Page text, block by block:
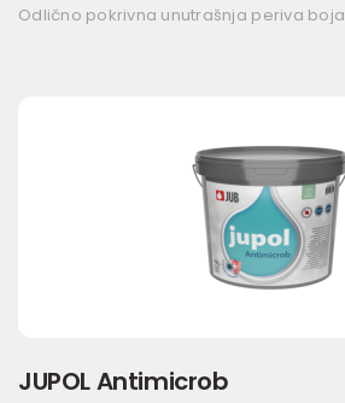
Odlično pokrivna unutrašnja periva boja
JUPOL Antimicrob